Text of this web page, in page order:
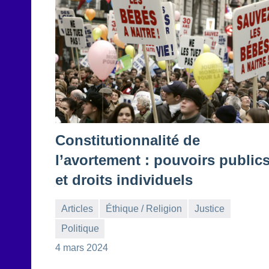
Constitutionnalité de
l’avortement : pouvoirs
et droits individuels
Articles Éthique / Religion
Justice
Politique
4 mars 2024
Rédaction
commentaires